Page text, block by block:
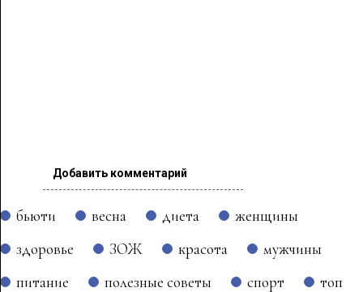
Добавить комментарий
бьюти весна диета
женщины
здоровье
ЗОЖ красота
мужчины
питание
полезные советы спорт
топ